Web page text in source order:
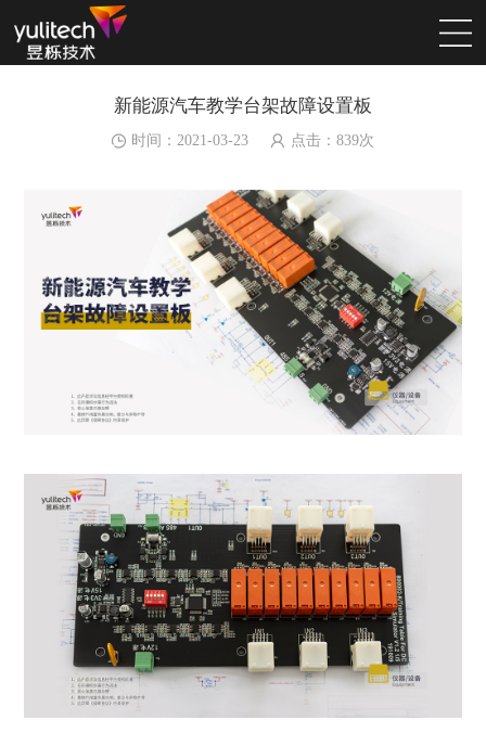
新能源汽车教学台架故障设置板
时间：2021-03-23 点击： 839次